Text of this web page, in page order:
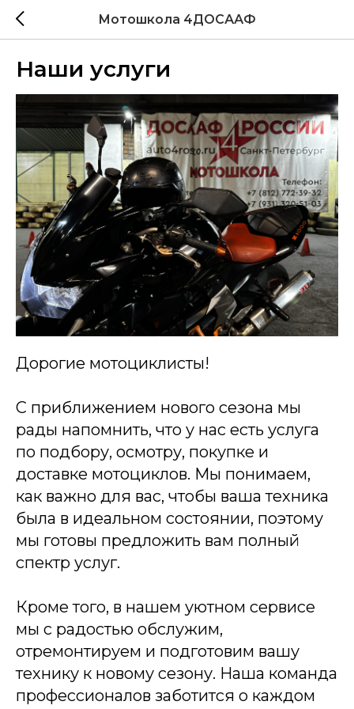
Мотошкола 4ДОСААФ
Наши услуги
Дорогие мотоциклисты!
С приближением нового сезона мы
рады напомнить, что у нас есть услуга
по подбору, осмотру, покупке и
доставке мотоциклов. Мы понимаем,
как важно для вас, чтобы ваша техника
была в идеальном состоянии, поэтому
мы готовы предложить вам полный
спектр услуг.
Кроме того, в нашем уютном сервисе
мы с радостью обслужим,
отремонтируем и подготовим вашу
технику к новому сезону. Наша команда
профессионалов заботится о каждом